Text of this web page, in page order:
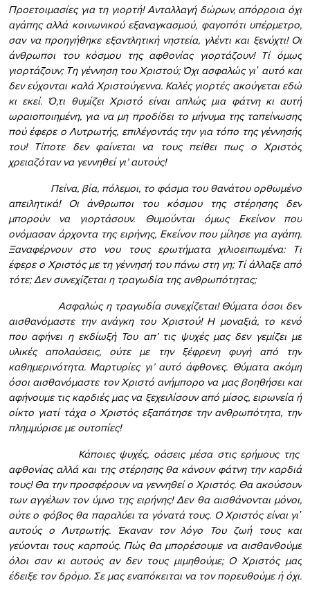
Προετοιμασίες για τη γιορτή! Ανταλλαγή δώρων, απόρροια όχι
αγάπης αλλά κοινωνικού εξαναγκασμού, φαγοπότι υπέρμετρο,
σαν να προηγήθηκε εξαντλητική νηστεία, γλέντι και ξενύχτι! Οι
άνθρωποι του κόσμου της αφθονίας γιορτάζουν! Τί όμως
γιορτάζουν; Τη γέννηση του Χριστού; Όχι ασφαλώς γι᾿ αυτό και
δεν εύχονται καλά Χριστούγεννα. Καλές γιορτές ακούγεται εδώ
κι εκεί. Ό,τι θυμίζει Χριστό είναι απλώς μια φάτνη κι αυτή
ωραιοποιημένη, για να μη προδίδει το μήνυμα της ταπείνωσης
πού έφερε ο Λυτρωτής, επιλέγοντάς την για τόπο της γέννησής
του! Τίποτε δεν φαίνεται να τους πείθει πως ο Χριστός
χρειαζόταν να γεννηθεί γι’ αυτούς!
Πείνα, βία, πόλεμοι, το φάσμα του θανάτου ορθωμένο
απειλητικά! Οι άνθρωποι του κόσμου της στέρησης δεν
μπορούν να γιορτάσουν. Θυμούνται όμως Εκείνον που
ονόμασαν άρχοντα της ειρήνης, Εκείνον που μίλησε για αγάπη.
Ξαναφέρνουν στο νου τους ερωτήματα χιλιοειπωμένα: Τί
έφερε ο Χριστός με τη γέννησή του πάνω στη γη; Τί άλλαξε από
τότε; Δεν συνεχίζεται η τραγωδία της ανθρωπότητας;
Ασφαλώς η τραγωδία συνεχίζεται! Θύματα όσοι δεν
αισθανόμαστε την ανάγκη του Χριστού! Η μοναξιά, το κενό
που αφήνει η εκδίωξή Του απ’ τις ψυχές μας δεν γεμίζει με
υλικές απολαύσεις, ούτε με την ξέφρενη φυγή από την
καθημερινότητα. Μαρτυρίες γι’ αυτό άφθονες. Θύματα ακόμη
όσοι αισθανόμαστε τον Χριστό ανήμπορο να μας βοηθήσει και
αφήνουμε τις καρδιές μας να ξεχειλίσουν από μίσος, ειρωνεία ή
οίκτο γιατί τάχα ο Χριστός εξαπάτησε την ανθρωπότητα, την
πλημμύρισε με ουτοπίες!
Κάποιες ψυχές, οάσεις μέσα στις ερήμους της
αφθονίας αλλά και της στέρησης θα κάνουν φάτνη την καρδιά
τους! Θα την προσφέρουν να γεννηθεί ο Χριστός. Θα ακούσουν
των αγγέλων τον ύμνο της ειρήνης! Δεν θα αισθάνονται μόνοι,
ούτε ο φόβος θα παραλύει τα γόνατά τους. Ο Χριστός είναι γι᾿
αυτούς ο Λυτρωτής. Έκαναν τον λόγο Του ζωή τους και
γεύονται τους καρπούς. Πώς θα μπορέσουμε να αισθανθούμε
όλοι σαν κι αυτούς αν δεν τους μιμηθούμε; Ο Χριστός μας
έδειξε τον δρόμο. Σε μας εναπόκειται να τον πορευθούμε ή όχι.